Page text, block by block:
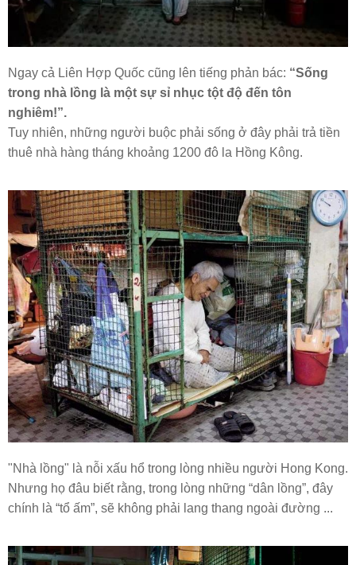
Ngay cả Liên Hợp Quốc cũng lên tiếng phản bác: “Sống
trong nhà lồng là một sự sỉ nhục tột độ đến tôn
nghiêm!”.
Tuy nhiên, những người buộc phải sống ở đây phải trả tiền
thuê nhà hàng tháng khoảng 1200 đô la Hồng Kông.
"Nhà lồng" là nỗi xấu hổ trong lòng nhiều người Hong Kong.
Nhưng họ đâu biết rằng, trong lòng những “dân lồng”, đây
chính là “tổ ấm”, sẽ không phải lang thang ngoài đường ...